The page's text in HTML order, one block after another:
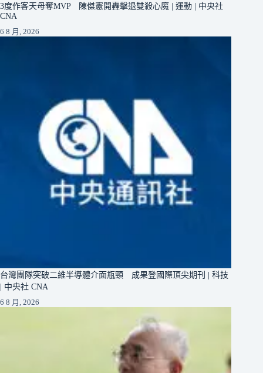
3度作客天母奪MVP 陳傑憲開轟擊退雙殺心魔 | 運動 | 中央社
CNA
6 8 月, 2026
台灣團隊突破二維半導體介面瓶頸 成果登國際頂尖期刊 | 科技
| 中央社 CNA
6 8 月, 2026